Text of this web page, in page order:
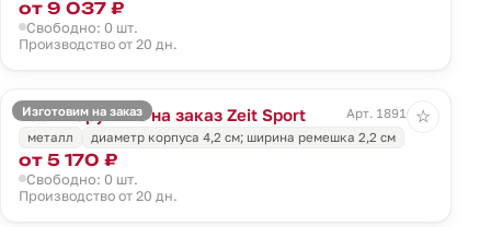
от 9 037 ₽
Свободно: 0 шт.
Производство от 20 дн.
Изготовим на заказ
Часы наручные на заказ Zeit Sport
Арт. 18910.01
металл
диаметр корпуса 4,2 см; ширина ремешка 2,2 см
от 5 170 ₽
Свободно: 0 шт.
Производство от 20 дн.
☆